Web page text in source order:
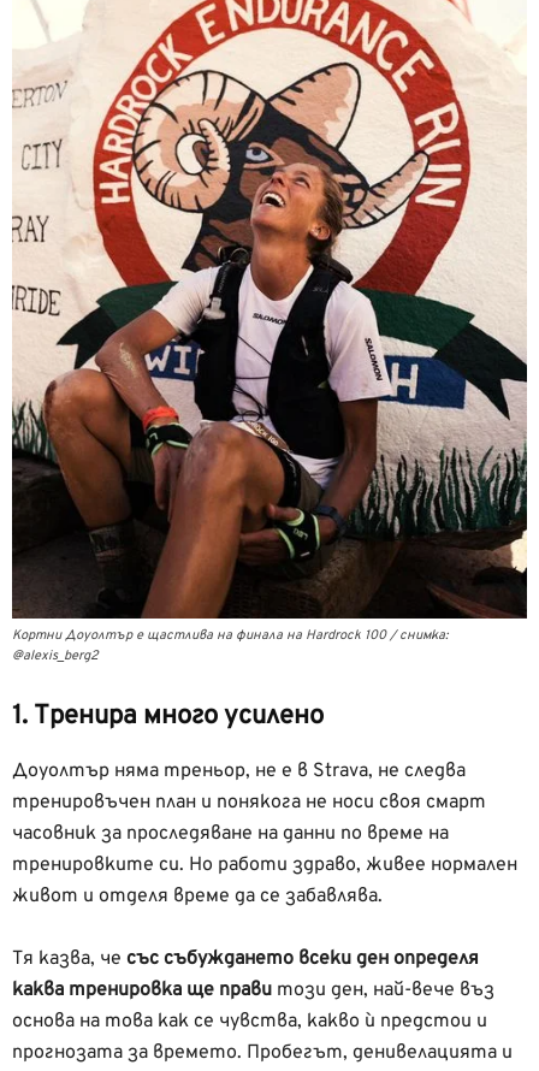
Кортни Доуолтър e щастлива на финала на Hardrock 100 / снимка:
@alexis_berg2
1. Тренира много усилено
Доуолтър няма треньор, не е в Strava, не следва
тренировъчен план и понякога не носи своя смарт
часовник за проследяване на данни по време на
тренировките си. Но работи здраво, живее нормален
живот и отделя време да се забавлява.
Тя казва, че със събуждането всеки ден определя
каква тренировка ще прави този ден, най-вече въз
основа на това как се чувства, какво ѝ предстои и
прогнозата за времето. Пробегът, денивелацията и